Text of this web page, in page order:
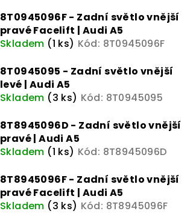
8T0945096F - Zadní světlo vnější
pravé Facelift | Audi A5
Skladem (1 ks) Kód: 8T0945096F
8T0945095 - Zadní světlo vnější
levé | Audi A5
Skladem (3 ks) Kód: 8T0945095
8T8945096D - Zadní světlo vnější
pravé | Audi A5
Skladem (1 ks) Kód: 8T8945096D
8T8945096F - Zadní světlo vnější
pravé Facelift | Audi A5
Skladem (3 ks) Kód: 8T8945096F